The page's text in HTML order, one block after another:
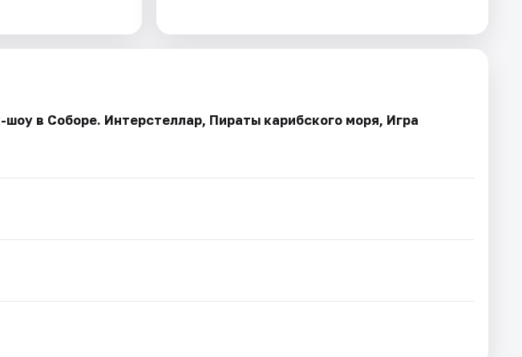
в Соборе. Интерстеллар, Пираты карибского моря, Игра